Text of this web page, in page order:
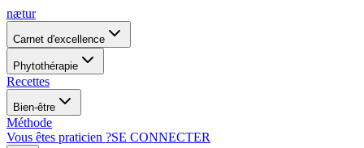
nætur
Carnet d'excellence
Phytothérapie
Recettes
Bien-être
Méthode
Vous êtes praticien ?SE CONNECTER